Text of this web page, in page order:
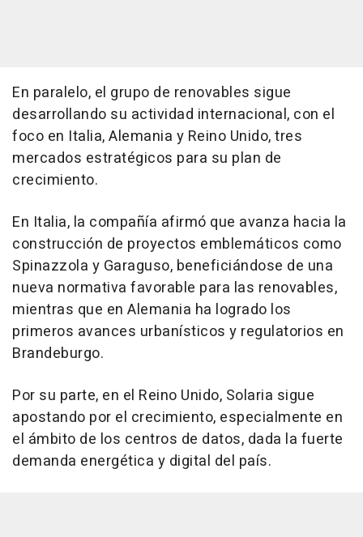
En paralelo, el grupo de renovables sigue
desarrollando su actividad internacional, con el
foco en Italia, Alemania y Reino Unido, tres
mercados estratégicos para su plan de
crecimiento.
En Italia, la compañía afirmó que avanza hacia la
construcción de proyectos emblemáticos como
Spinazzola y Garaguso, beneficiándose de una
nueva normativa favorable para las renovables,
mientras que en Alemania ha logrado los
primeros avances urbanísticos y regulatorios en
Brandeburgo.
Por su parte, en el Reino Unido, Solaria sigue
apostando por el crecimiento, especialmente en
el ámbito de los centros de datos, dada la fuerte
demanda energética y digital del país.